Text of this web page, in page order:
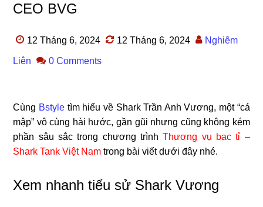
CEO BVG
12 Tháng 6, 2024 12 Tháng 6, 2024 Nghiêm
Liên 0 Comments
Cùng Bstyle tìm hiểu về Shark Trần Anh Vương, một “cá
mập” vô cùng hài hước, gần gũi nhưng cũng không kém
phần sâu sắc trong chương trìnhThương vụ bạc tỉ –
Shark Tank Việt Nam trong bài viết dưới đây nhé.
Xem nhanh tiểu sử Shark Vương